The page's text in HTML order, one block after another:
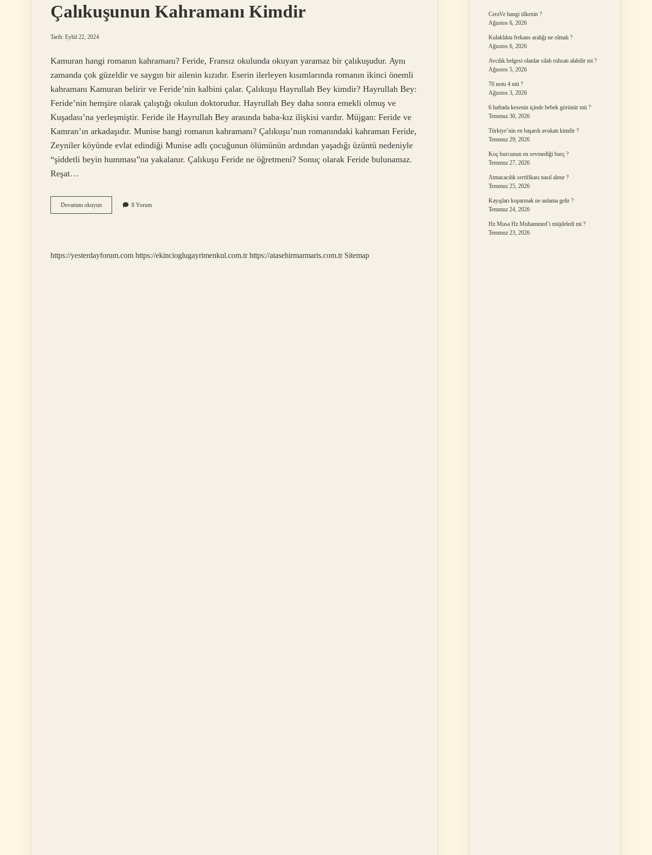
Çalıkuşunun Kahramanı Kimdir
Tarih: Eylül 22, 2024
Kamuran hangi romanın kahramanı? Feride, Fransız okulunda okuyan yaramaz bir çalıkuşudur. Aynı
zamanda çok güzeldir ve saygın bir ailenin kızıdır. Eserin ilerleyen kısımlarında romanın ikinci önemli
kahramanı Kamuran belirir ve Feride’nin kalbini çalar. Çalıkuşu Hayrullah Bey kimdir? Hayrullah Bey:
Feride’nin hemşire olarak çalıştığı okulun doktorudur. Hayrullah Bey daha sonra emekli olmuş ve
Kuşadası’na yerleşmiştir. Feride ile Hayrullah Bey arasında baba-kız ilişkisi vardır. Müjgan: Feride ve
Kamran’ın arkadaşıdır. Munise hangi romanın kahramanı? Çalıkuşu’nun romanındaki kahraman Feride,
Zeyniler köyünde evlat edindiği Munise adlı çocuğunun ölümünün ardından yaşadığı üzüntü nedeniyle
“şiddetli beyin humması”na yakalanır. Çalıkuşu Feride ne öğretmeni? Sonuç olarak Feride bulunamaz.
Reşat…
Devamını okuyunÇalıkuşunun
Kahramanı
8 Yorum
https://yesterdayforum.com https://ekincioglugayrimenkul.com.tr https://atasehirmarmaris.com.tr Sitemap
CeraVe hangi ülkenin ?
Ağustos 6, 2026
Kulaklıkta frekans aralığı ne olmalı ?
Ağustos 6, 2026
Avcılık belgesi olanlar silah ruhsatı alabilir mi ?
Ağustos 5, 2026
70 notu 4 mü ?
Ağustos 3, 2026
6 haftada kesenin içinde bebek görünür mü ?
Temmuz 30, 2026
Türkiye’nin en başarılı avukatı kimdir ?
Temmuz 29, 2026
Koç burcunun en sevmediği burç ?
Temmuz 27, 2026
Atmacacılık sertifikası nasıl alınır ?
Temmuz 25, 2026
Kayışları koparmak ne anlama gelir ?
Temmuz 24, 2026
Hz Musa Hz Muhammed’i müjdeledi mi ?
Temmuz 23, 2026